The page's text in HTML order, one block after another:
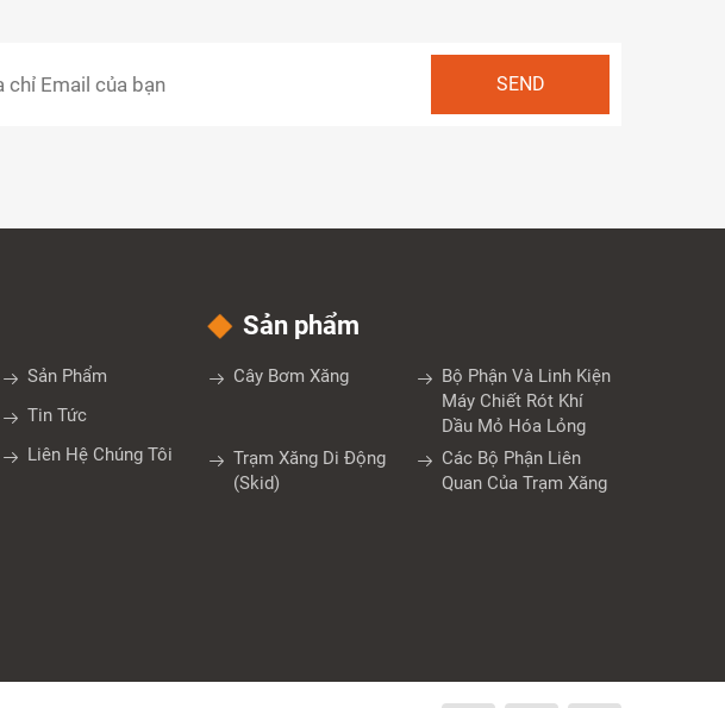
Sản Phẩm
Tin Tức
Liên Hệ Chúng Tôi
Sản phẩm
Cây Bơm Xăng
Bộ Phận Và Linh Kiện
Máy Chiết Rót Khí
Dầu Mỏ Hóa Lỏng
Trạm Xăng Di Động
(Skid)
Các Bộ Phận Liên
Quan Của Trạm Xăng